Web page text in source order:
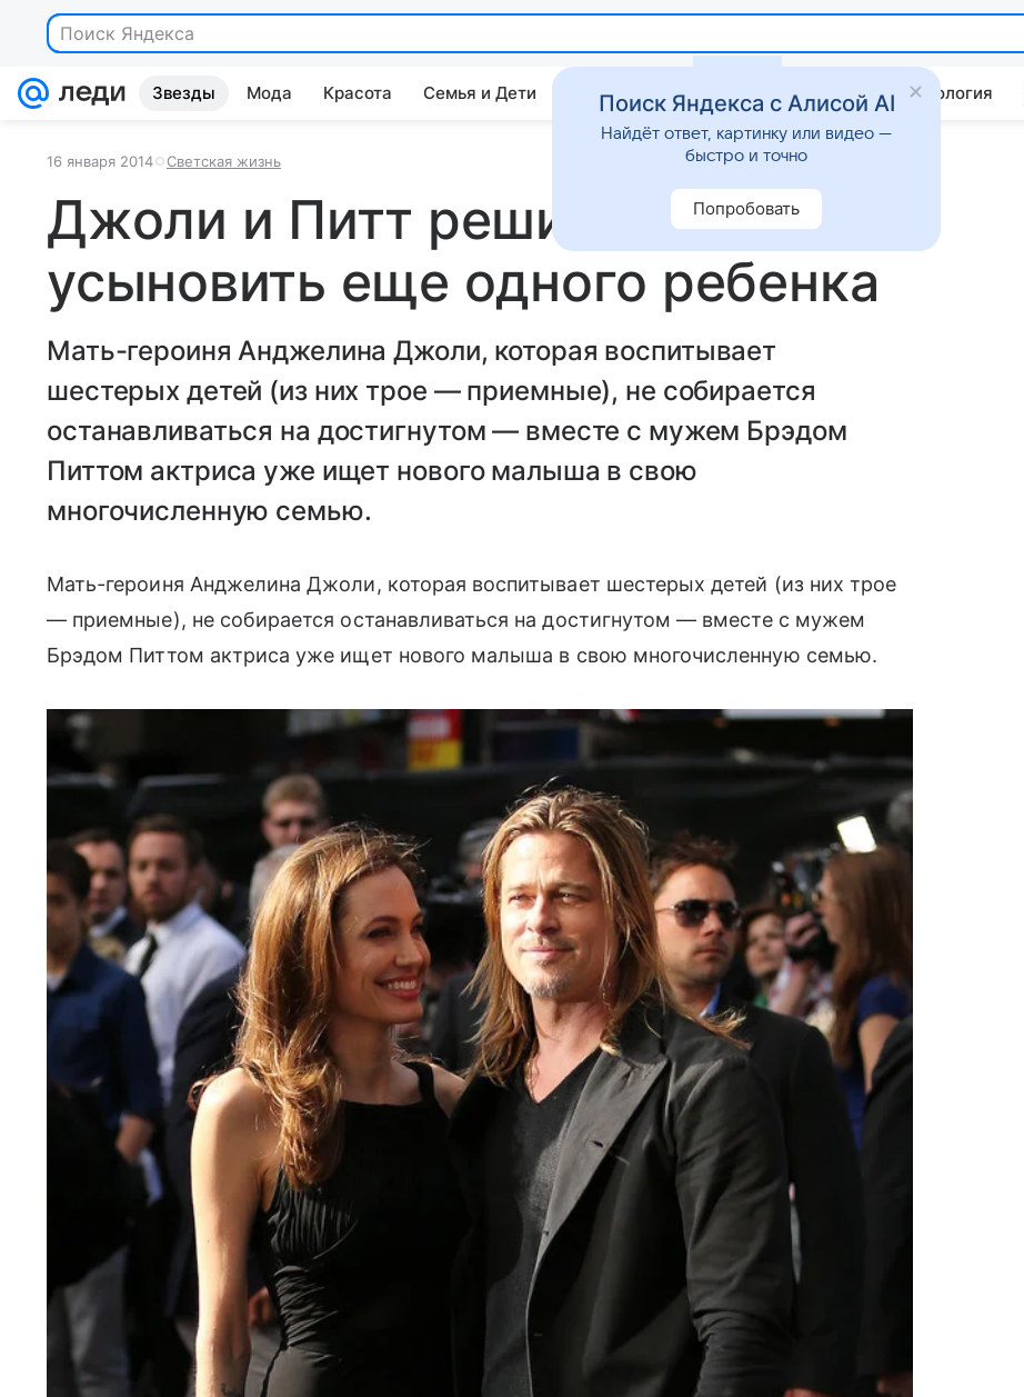
Поиск Яндекса
Звезды Мода Красота Семья и Дети Дом Гороскопы Стиль жизни Психология
16 января 2014 Светская жизнь
Джоли и Питт решили
усыновить еще одного ребенка
Мать-героиня Анджелина Джоли, которая воспитывает
шестерых детей (из них трое — приемные), не собирается
останавливаться на достигнутом — вместе с мужем Брэдом
Питтом актриса уже ищет нового малыша в свою
многочисленную семью.
Мать-героиня Анджелина Джоли, которая воспитывает шестерых детей (из них трое
— приемные), не собирается останавливаться на достигнутом — вместе с мужем
Брэдом Питтом актриса уже ищет нового малыша в свою многочисленную семью.
Поиск Яндекса с Алисой AI
Найдёт ответ, картинку или видео —
быстро и точно
Попробовать